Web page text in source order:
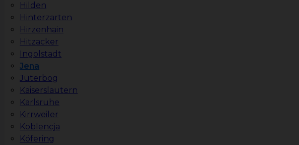
Hilden
Hinterzarten
Hirzenhain
Hitzacker
Ingolstadt
Jena
Jüterbog
Kaiserslautern
Karlsruhe
Kirrweiler
Koblencja
Köfering